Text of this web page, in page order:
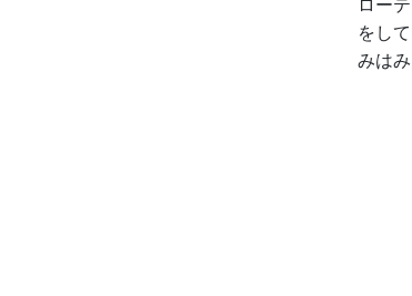
ロー
をし
みは